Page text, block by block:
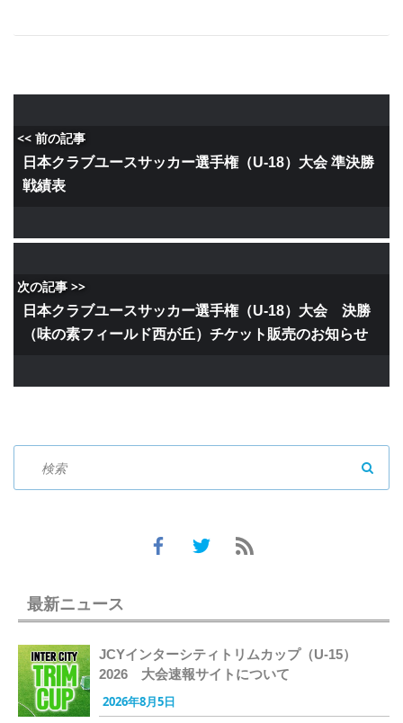
<< 前の記事
日本クラブユースサッカー選手権（U-18）大会 準決勝
戦績表
次の記事 >>
日本クラブユースサッカー選手権（U-18）大会 決勝
（味の素フィールド西が丘）チケット販売のお知らせ
最新ニュース
JCYインターシティトリムカップ（U-15）
2026 大会速報サイトについて
2026年8月5日